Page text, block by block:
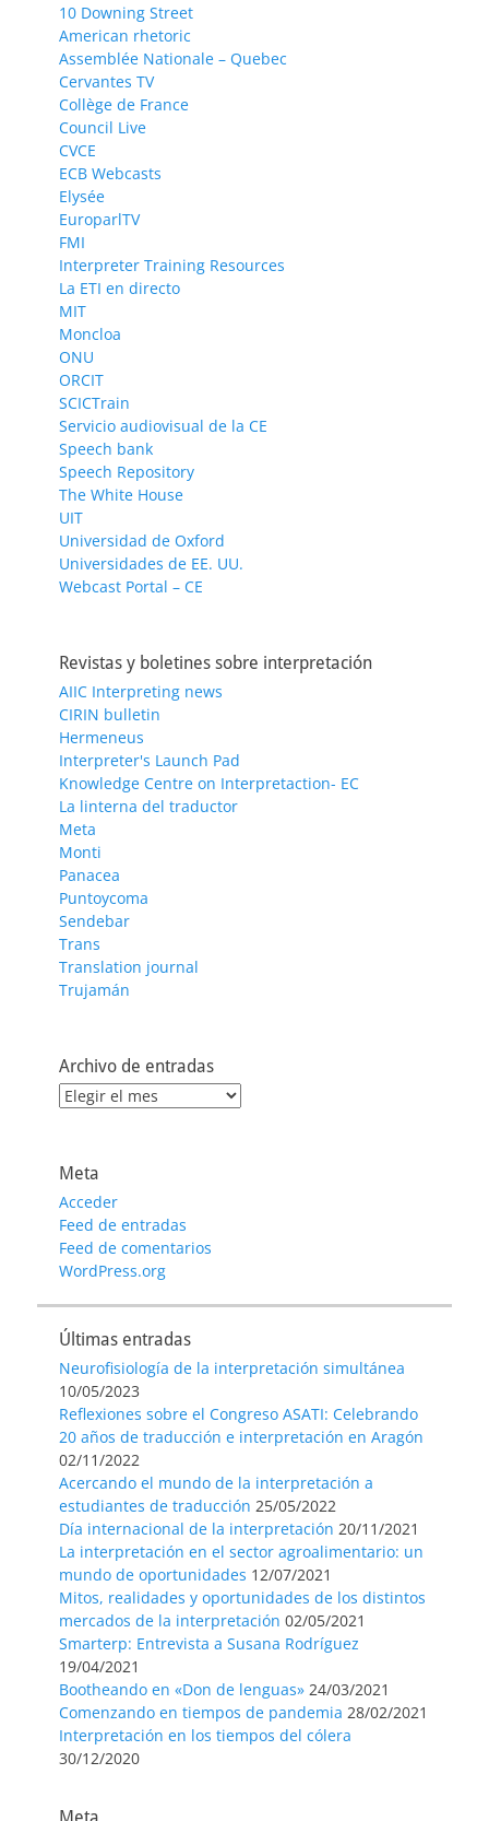
10 Downing Street
American rhetoric
Assemblée Nationale – Quebec
Cervantes TV
Collège de France
Council Live
CVCE
ECB Webcasts
Elysée
EuroparlTV
FMI
Interpreter Training Resources
La ETI en directo
MIT
Moncloa
ONU
ORCIT
SCICTrain
Servicio audiovisual de la CE
Speech bank
Speech Repository
The White House
UIT
Universidad de Oxford
Universidades de EE. UU.
Webcast Portal – CE
Revistas y boletines sobre interpretación
AIIC Interpreting news
CIRIN bulletin
Hermeneus
Interpreter's Launch Pad
Knowledge Centre on Interpretaction- EC
La linterna del traductor
Meta
Monti
Panacea
Puntoycoma
Sendebar
Trans
Translation journal
Trujamán
Archivo de entradas
Archivo
Meta
Acceder
Feed de entradas
Feed de comentarios
WordPress.org
Últimas entradas
Neurofisiología de la interpretación simultánea
10/05/2023
Reflexiones sobre el Congreso ASATI: Celebrando
20 años de traducción e interpretación en Aragón
02/11/2022
Acercando el mundo de la interpretación a
estudiantes de traducción 25/05/2022
Día internacional de la interpretación 20/11/2021
La interpretación en el sector agroalimentario: un
mundo de oportunidades 12/07/2021
Mitos, realidades y oportunidades de los distintos
mercados de la interpretación 02/05/2021
Smarterp: Entrevista a Susana Rodríguez
19/04/2021
Bootheando en «Don de lenguas» 24/03/2021
Comenzando en tiempos de pandemia 28/02/2021
Interpretación en los tiempos del cólera
30/12/2020